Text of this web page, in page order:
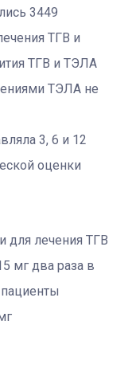
3449
ТГВ и
ТГВ и ТЭЛА
ТЭЛА не
3, 6 и 12
оценки
для лечения ТГВ
мг два раза в